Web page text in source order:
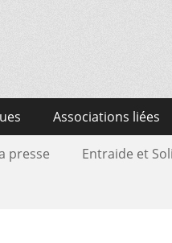
Associations liées
presse Entraide et